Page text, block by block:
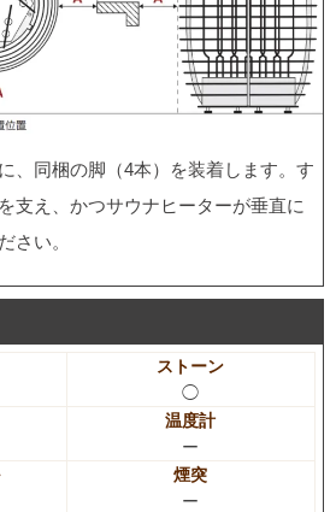
、同梱の脚（4本）を装着します。す
支え、かつサウナヒーターが垂直に
さい。
ストーン
◯
温度計
ー
煙突
ー